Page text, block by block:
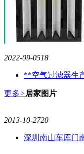
2022-09-0518
**空气过滤器生
更多>居家图片
2013-10-2720
深圳南山车库门